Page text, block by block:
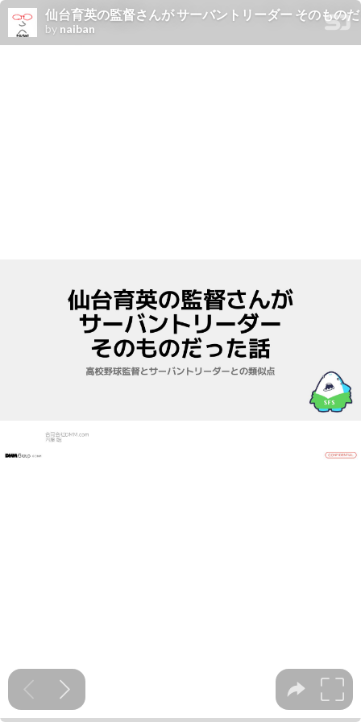
仙台育英の監督さんが サーバントリーダー そのも
by naiban